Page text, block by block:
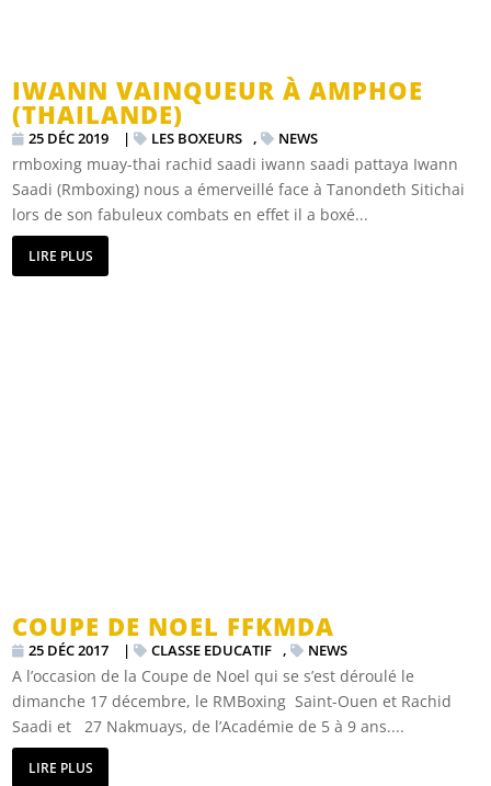
IWANN VAINQUEUR À AMPHOE
(THAILANDE)
25 DÉC 2019 | LES BOXEURS , NEWS
rmboxing muay-thai rachid saadi iwann saadi pattaya Iwann
Saadi (Rmboxing) nous a émerveillé face à Tanondeth Sitichai
lors de son fabuleux combats en effet il a boxé...
LIRE PLUS
COUPE DE NOEL FFKMDA
25 DÉC 2017 | CLASSE EDUCATIF , NEWS
A l’occasion de la Coupe de Noel qui se s’est déroulé le
dimanche 17 décembre, le RMBoxing Saint-Ouen et Rachid
Saadi et 27 Nakmuays, de l’Académie de 5 à 9 ans....
LIRE PLUS